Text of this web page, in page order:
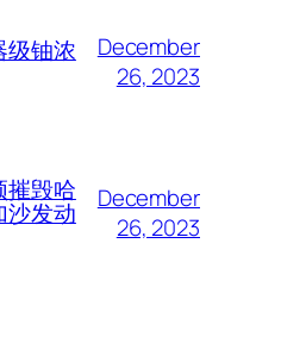
级铀浓
December
26, 2023
摧毁哈
沙发动
December
26, 2023